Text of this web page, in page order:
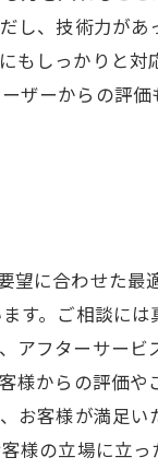
し、技術力があ
しっかりと対
ザーからの評価
望に合わせた最
す。ご相談に
アフターサービ
様からの評価や
お客様が満足い
様の立場に立